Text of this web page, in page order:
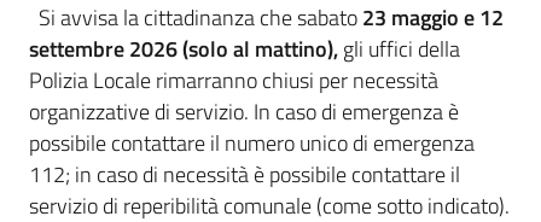
Si avvisa la cittadinanza che sabato23 maggio e 12
settembre 2026 (solo al mattino),gli uffici della
Polizia Locale rimarranno chiusi per necessità
organizzative di servizio. In caso di emergenza è
possibile contattare il numero unico di emergenza
112; in caso di necessità è possibile contattare il
servizio di reperibilità comunale (come sotto indicato).